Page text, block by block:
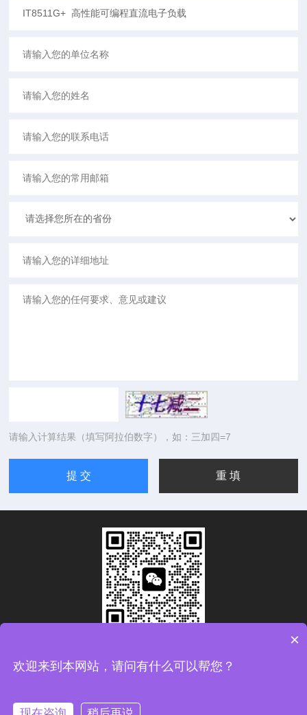
请输入计算结果（填写阿拉伯数字），如：三加四=7
号：鲁ICP备2024093783号-1
×
欢迎来到本网站，请问有什么可以帮您？